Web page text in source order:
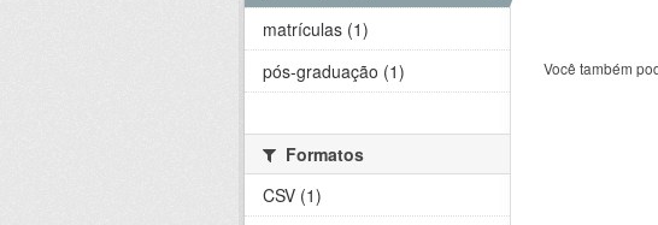
Você também
matrículas (1)
pós-graduação (1)
Formatos
CSV (1)